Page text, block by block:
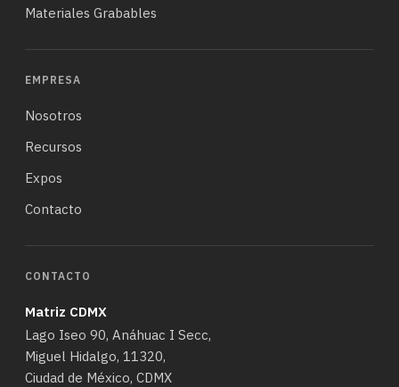
Materiales Grabables
EMPRESA
Nosotros
Recursos
Expos
Contacto
CONTACTO
Matriz CDMX
Lago Iseo 90, Anáhuac I Secc,
Miguel Hidalgo, 11320,
Ciudad de México, CDMX